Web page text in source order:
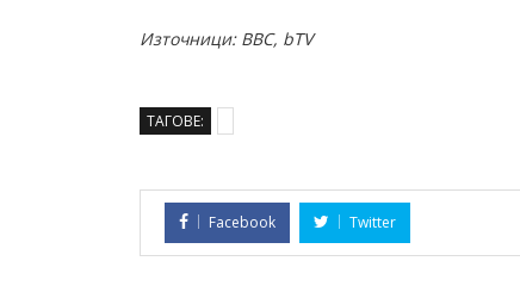
Източници: BBC, bTV
ТАГОВЕ:
Facebook Twitter